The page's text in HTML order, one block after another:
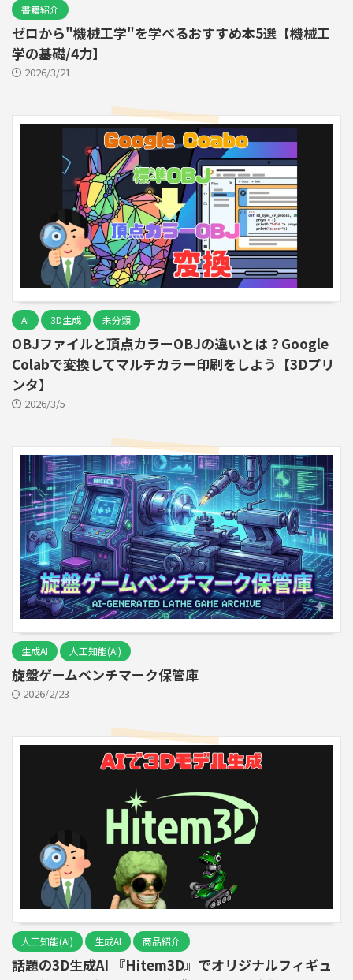
書籍紹介
ゼロから"機械工学"を学べるおすすめ本5選【機械工
学の基礎/4力】
2026/3/21
AI 3D生成 未分類
OBJファイルと頂点カラーOBJの違いとは？Google
Colabで変換してマルチカラー印刷をしよう【3Dプリ
ンタ】
2026/3/5
生成AI 人工知能(AI)
旋盤ゲームベンチマーク保管庫
2026/2/23
人工知能(AI) 生成AI 商品紹介
話題の3D生成AI 『Hitem3D』でオリジナルフィギュ